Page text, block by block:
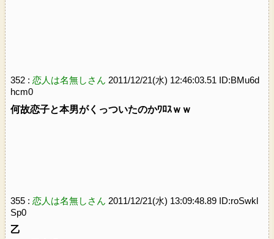
352 : 恋人は名無しさん 2011/12/21(水) 12:46:03.51 ID:BMu6d
hcm0
何故恋子と本男がくっついたのかﾜﾛｽｗｗ
355 : 恋人は名無しさん 2011/12/21(水) 13:09:48.89 ID:roSwkl
Sp0
乙